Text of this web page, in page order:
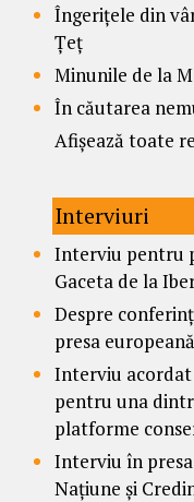
Îngerițele din
Țeț
Minunile de la
În căutarea
Afișează toate
Interviuri
Interviu pentru
Gaceta de la
Despre
presa europeană
Interviu acordat
pentru una
platforme
Interviu în
Națiune și